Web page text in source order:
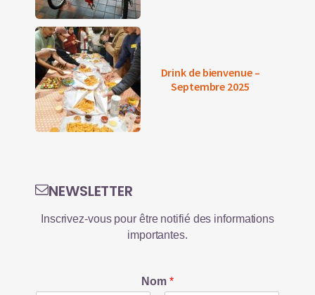
Drink de bienvenue –
Septembre 2025
NEWSLETTER
Inscrivez-vous pour être notifié des informations
importantes.
Nom *